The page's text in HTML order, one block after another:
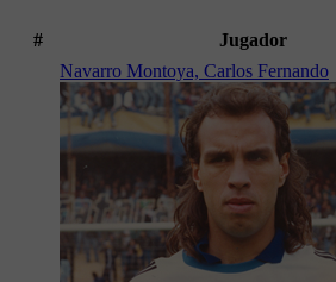
#
Jugador
Navarro Montoya, Carlos Fernando